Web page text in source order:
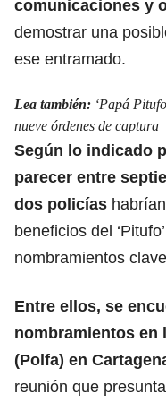
comunicaciones y
demostrar una
ese entramado.
Lea también: ‘Papá
nueve órdenes de captura
Según lo indicado
parecer entre
dos policías
beneficios del
nombramientos
Entre ellos, se
nombramientos en
(Polfa) en
reunión que